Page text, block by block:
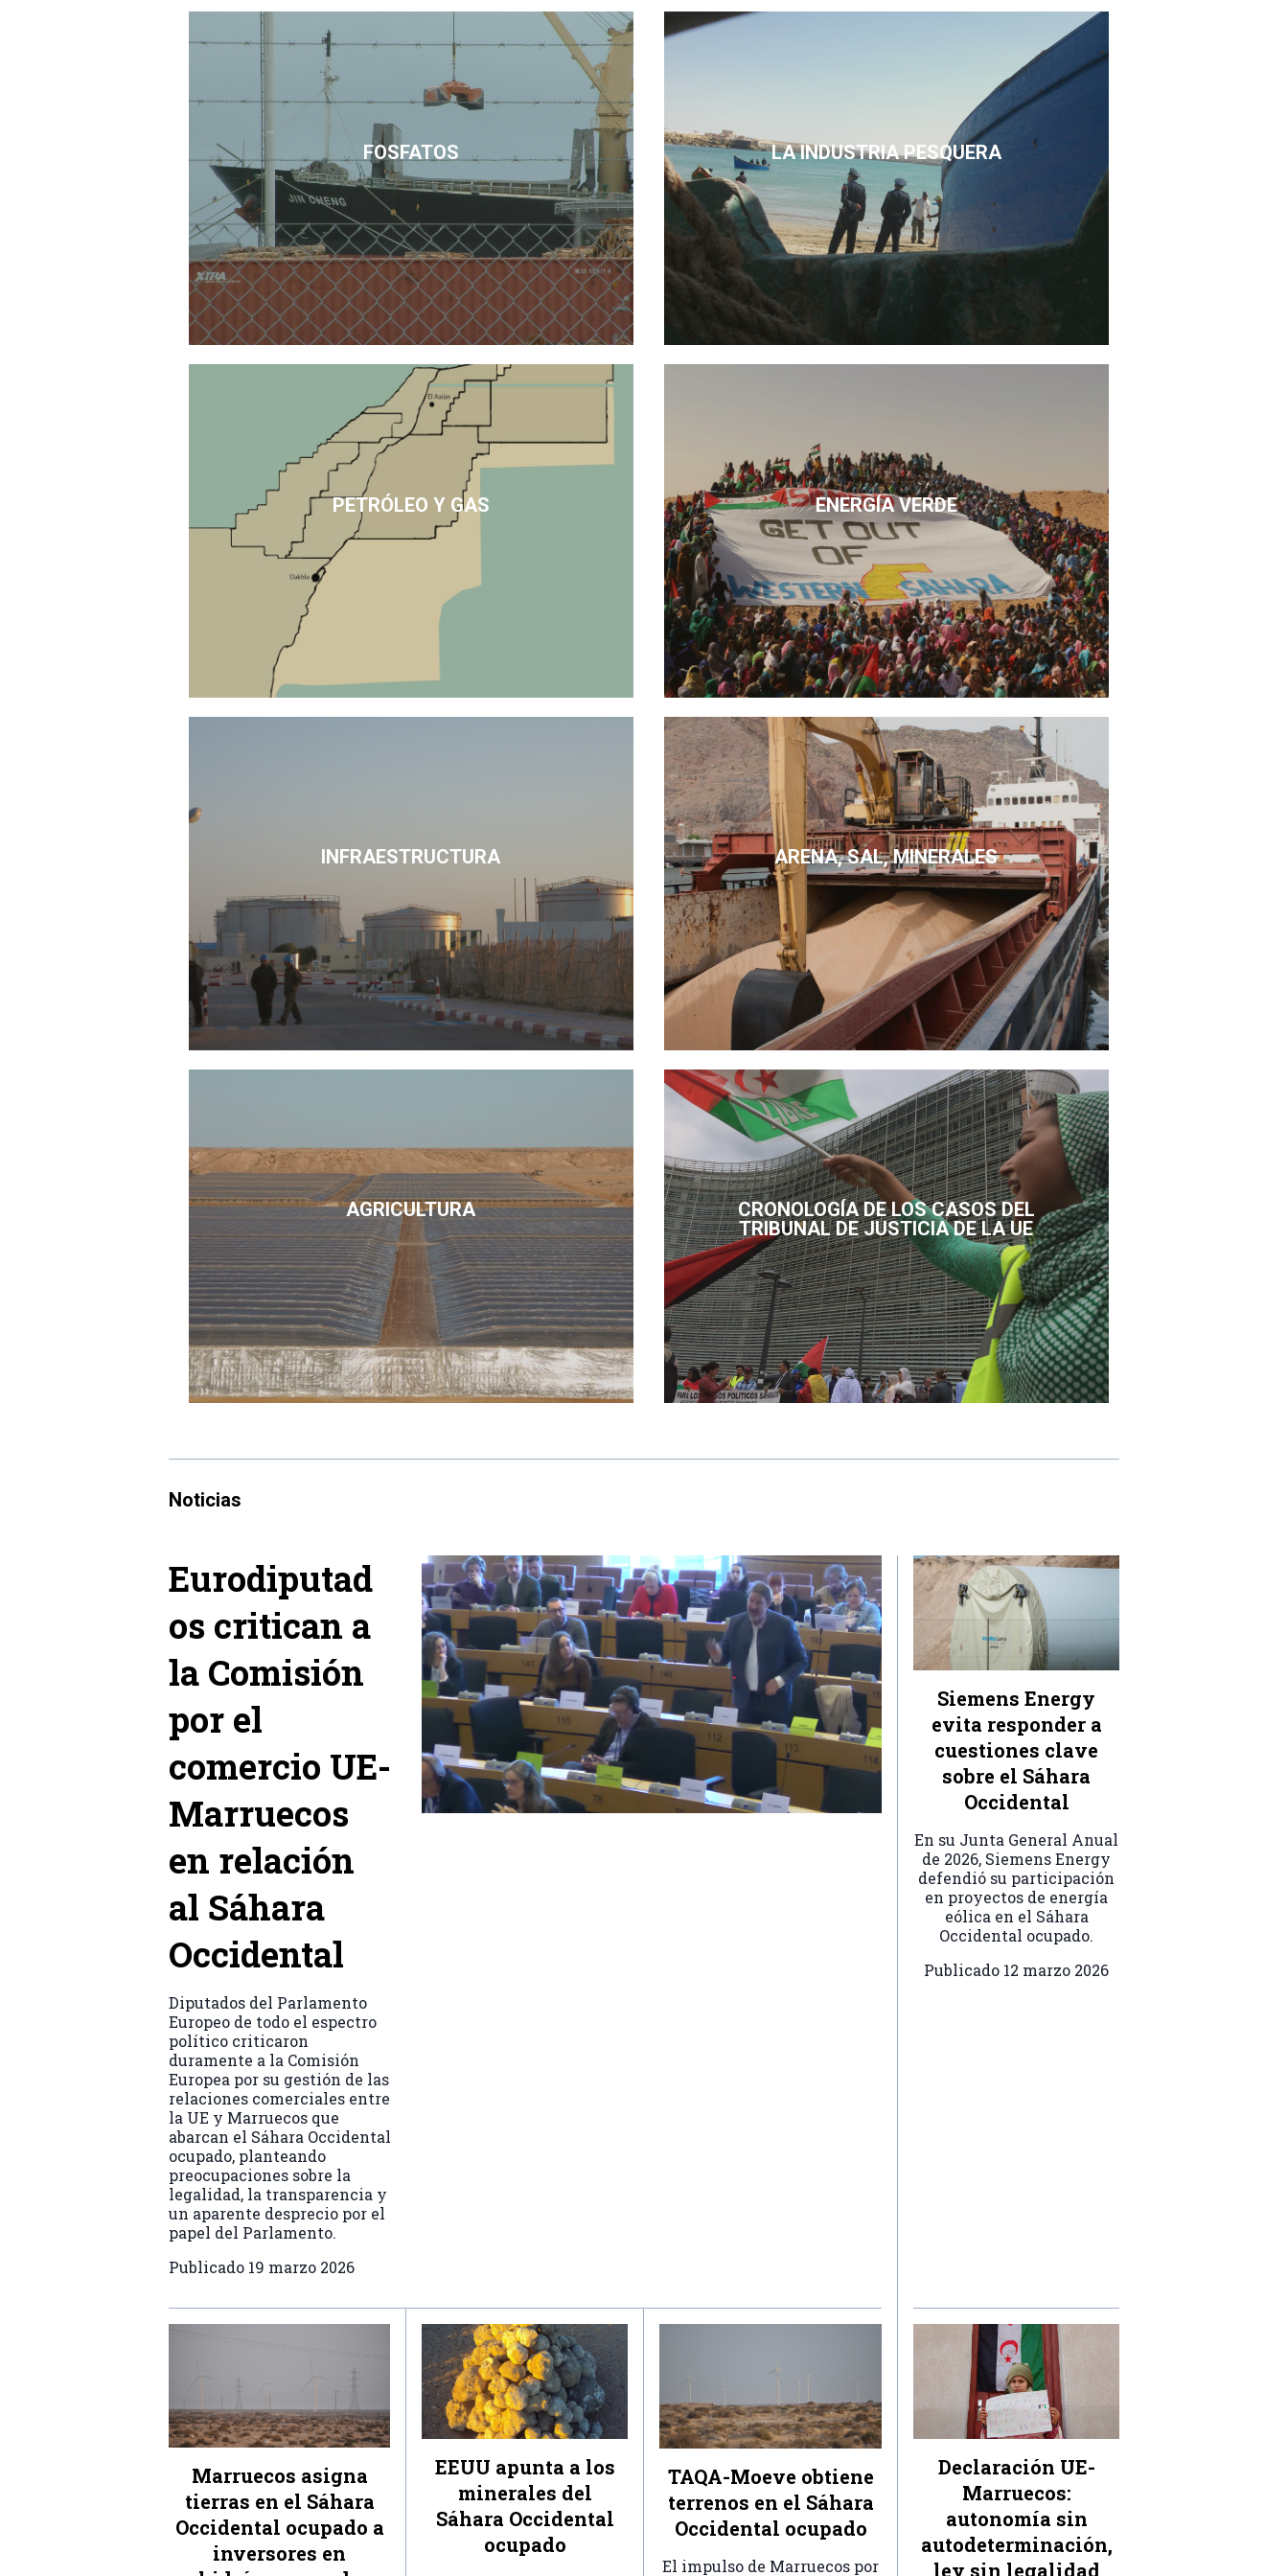
FOSFATOS LA INDUSTRIA PESQUERA
PETRÓLEO Y GAS ENERGÍA VERDE
INFRAESTRUCTURA ARENA, SAL, MINERALES
AGRICULTURA
CRONOLOGÍA DE LOS CASOS DEL
TRIBUNAL DE JUSTICIA DE LA UE
Noticias
Eurodiputad
os critican a
la Comisión
por el
comercio UE-
Marruecos
en relación
al Sáhara
Occidental
Diputados del Parlamento
Europeo de todo el espectro
político criticaron
duramente a la Comisión
Europea por su gestión de las
relaciones comerciales entre
la UE y Marruecos que
abarcan el Sáhara Occidental
ocupado, planteando
preocupaciones sobre la
legalidad, la transparencia y
un aparente desprecio por el
papel del Parlamento.
Publicado 19 marzo 2026
Siemens Energy
evita responder a
cuestiones clave
sobre el Sáhara
Occidental
En su Junta General Anual
de 2026, Siemens Energy
defendió su participación
en proyectos de energía
eólica en el Sáhara
Occidental ocupado.
Publicado 12 marzo 2026
Marruecos asigna
tierras en el Sáhara
Occidental ocupado a
inversores en
EEUU apunta a los
minerales del
Sáhara Occidental
ocupado
TAQA-Moeve obtiene
terrenos en el Sáhara
Occidental ocupado
El impulso de Marruecos por
Declaración UE-
Marruecos:
autonomía sin
autodeterminación,
ley sin legalidad